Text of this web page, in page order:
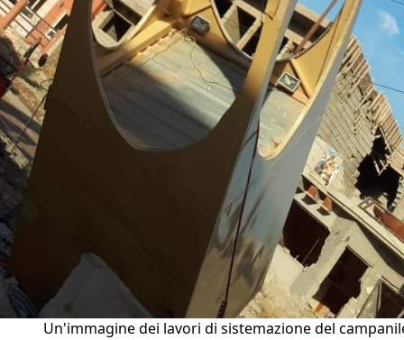
Un'immagine dei lavori di sistemazione del